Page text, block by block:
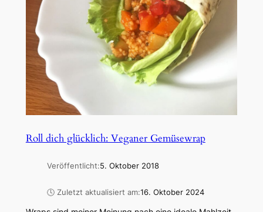
Roll dich glücklich: Veganer Gemüsewrap
Veröffentlicht:5. Oktober 2018
🕓 Zuletzt aktualisiert am:16. Oktober 2024